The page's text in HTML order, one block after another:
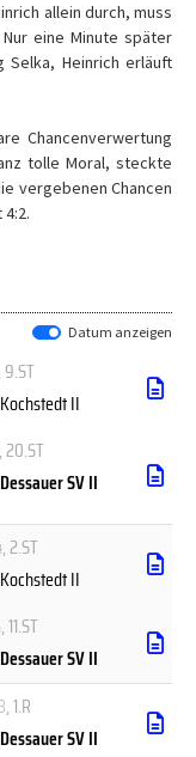
allein durch, muss
eine Minute später
Selka, Heinrich erläuft
Chancenverwertung
tolle Moral, steckte
vergebenen Chancen
Datum anzeigen
, 9.ST
Kochstedt II
, 20.ST
Dessauer SV II
, 2.ST
Kochstedt II
, 11.ST
Dessauer SV II
, 1.R
Dessauer SV II